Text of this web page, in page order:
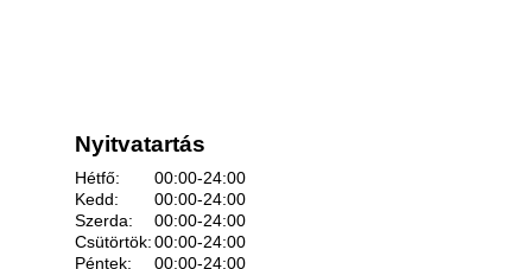
Nyitvatartás
Hétfő:
00:00-24:00
Kedd:
00:00-24:00
Szerda:
00:00-24:00
Csütörtök:00:00-24:00
Péntek:
00:00-24:00